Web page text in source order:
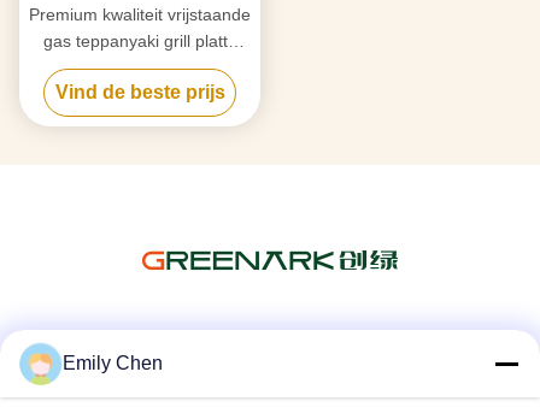
Premium kwaliteit vrijstaande
gas teppanyaki grill platte
grill oppervlak
Temperatuurbereik 50-300C
Vind de beste prijs
Emily Chen